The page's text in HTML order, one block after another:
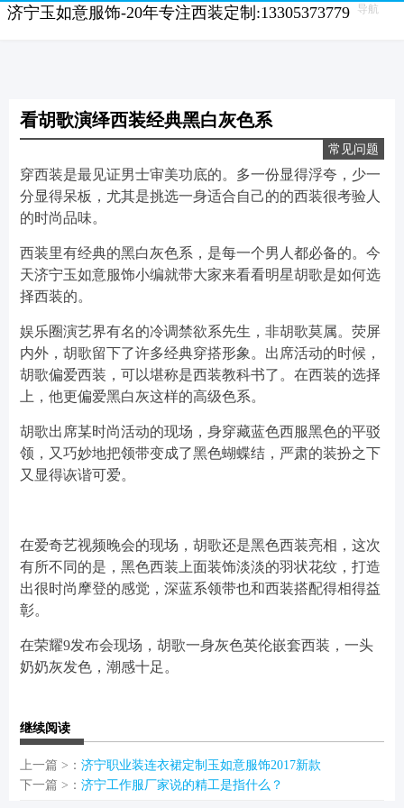
济宁玉如意服饰-20年专注西装定制:13305373779 导航
看胡歌演绎西装经典黑白灰色系
常见问题
穿西装是最见证男士审美功底的。多一份显得浮夸，少一
分显得呆板，尤其是挑选一身适合自己的的西装很考验人
的时尚品味。
西装里有经典的黑白灰色系，是每一个男人都必备的。今
天济宁玉如意服饰小编就带大家来看看明星胡歌是如何选
择西装的。
娱乐圈演艺界有名的冷调禁欲系先生，非胡歌莫属。荧屏
内外，胡歌留下了许多经典穿搭形象。出席活动的时候，
胡歌偏爱西装，可以堪称是西装教科书了。在西装的选择
上，他更偏爱黑白灰这样的高级色系。
胡歌出席某时尚活动的现场，身穿藏蓝色西服黑色的平驳
领，又巧妙地把领带变成了黑色蝴蝶结，严肃的装扮之下
又显得诙谐可爱。
在爱奇艺视频晚会的现场，胡歌还是黑色西装亮相，这次
有所不同的是，黑色西装上面装饰淡淡的羽状花纹，打造
出很时尚摩登的感觉，深蓝系领带也和西装搭配得相得益
彰。
在荣耀9发布会现场，胡歌一身灰色英伦嵌套西装，一头
奶奶灰发色，潮感十足。
继续阅读
上一篇 >： 济宁职业装连衣裙定制玉如意服饰2017新款
下一篇 >： 济宁工作服厂家说的精工是指什么？